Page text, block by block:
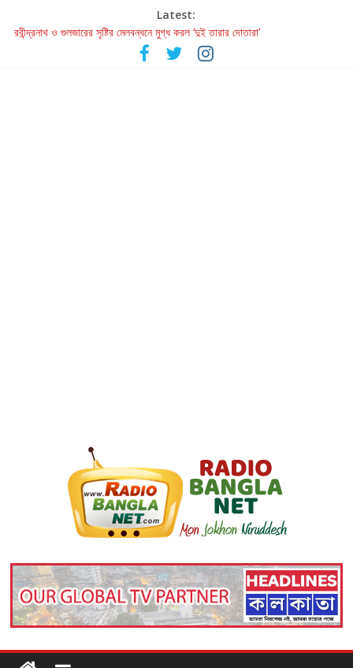
Latest:
রবীন্দ্রনাথ ও গুলজারের সৃষ্টির মেলবন্ধনে মুগ্ধ করল ‘দুই তারার দোতারা’
কলের গান থেকে রীলস্ — বাঙালির গান শোনার বিবর্তনের গল্প
জগন্নাথমঙ্গলম্ — বাংলায় প্রথমবার মঞ্চে এবার রথযাত্রার উদযাপন